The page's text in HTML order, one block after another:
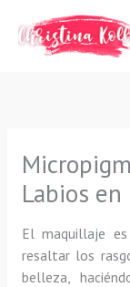
contenido
Labios en
El maquillaje
resaltar los
belleza,